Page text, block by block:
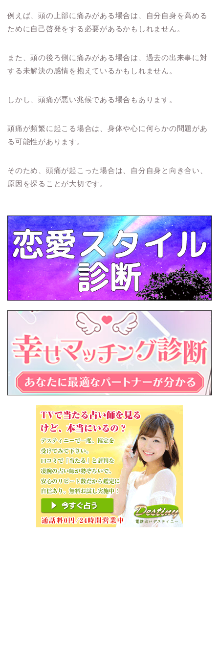
例えば、頭の上部に痛みがある場合は、自分自身を高める
ために自己啓発をする必要があるかもしれません。
また、頭の後ろ側に痛みがある場合は、過去の出来事に対
する未解決の感情を抱えているかもしれません。
しかし、頭痛が悪い兆候である場合もあります。
頭痛が頻繁に起こる場合は、身体や心に何らかの問題があ
る可能性があります。
そのため、頭痛が起こった場合は、自分自身と向き合い、
原因を探ることが大切です。